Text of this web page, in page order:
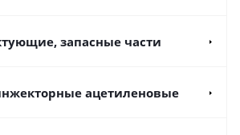
запасные части
ацетиленовые